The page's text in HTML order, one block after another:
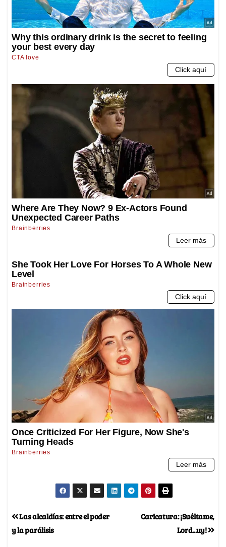
Caricatura: ¡Suéltame,
Lord...uy!
Las alcaldías: entre el poder
y la parálisis